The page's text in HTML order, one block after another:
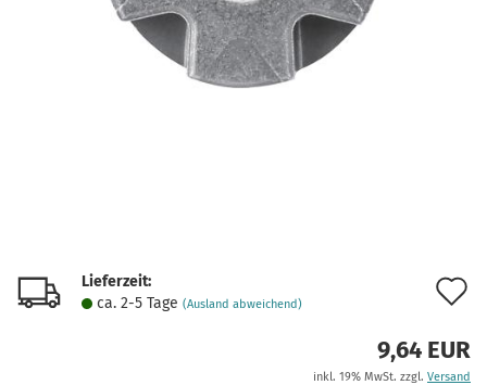
Lieferzeit:
ca. 2-5 Tage (Ausland abweichend)
9,64 EUR
inkl. 19% MwSt. zzgl. Versand